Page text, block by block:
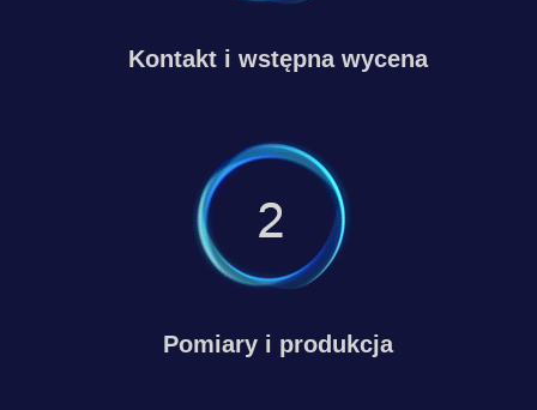
Kontakt i wstępna wycena
Pomiary i produkcja